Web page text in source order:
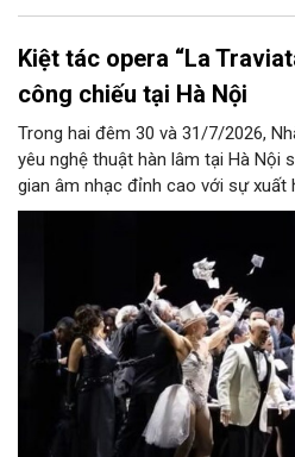
Kiệt tác opera “La
công chiếu tại Hà Nội
Trong hai đêm 30 và 31/7/2026,
yêu nghệ thuật hàn lâm tại Hà Nội
gian âm nhạc đỉnh cao với sự xuất
“La Traviata”.